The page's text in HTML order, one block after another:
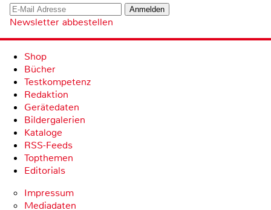
Newsletter abbestellen
Shop
Bücher
Testkompetenz
Redaktion
Gerätedaten
Bildergalerien
Kataloge
RSS-Feeds
Topthemen
Editorials
Impressum
Mediadaten